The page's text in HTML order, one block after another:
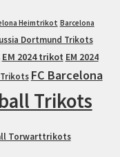
Heimtrikot Barcelona
Dortmund Trikots
EM 2024 trikot EM 2024
Trikots FC Barcelona
Trikots
Torwarttrikots